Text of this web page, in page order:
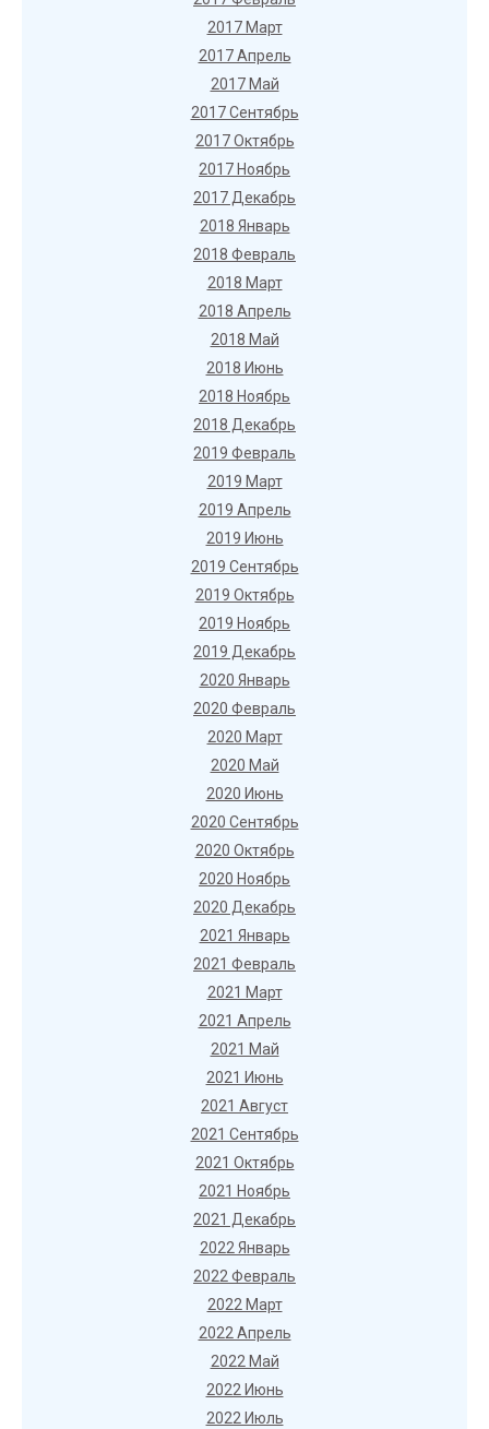
2017 Март
2017 Апрель
2017 Май
2017 Сентябрь
2017 Октябрь
2017 Ноябрь
2017 Декабрь
2018 Январь
2018 Февраль
2018 Март
2018 Апрель
2018 Май
2018 Июнь
2018 Ноябрь
2018 Декабрь
2019 Февраль
2019 Март
2019 Апрель
2019 Июнь
2019 Сентябрь
2019 Октябрь
2019 Ноябрь
2019 Декабрь
2020 Январь
2020 Февраль
2020 Март
2020 Май
2020 Июнь
2020 Сентябрь
2020 Октябрь
2020 Ноябрь
2020 Декабрь
2021 Январь
2021 Февраль
2021 Март
2021 Апрель
2021 Май
2021 Июнь
2021 Август
2021 Сентябрь
2021 Октябрь
2021 Ноябрь
2021 Декабрь
2022 Январь
2022 Февраль
2022 Март
2022 Апрель
2022 Май
2022 Июнь
2022 Июль